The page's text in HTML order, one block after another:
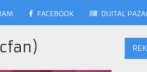
FACEBOOK DIJITAL